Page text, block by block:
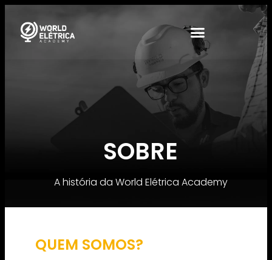
SOBRE
A história da World Elétrica Academy
QUEM SOMOS?